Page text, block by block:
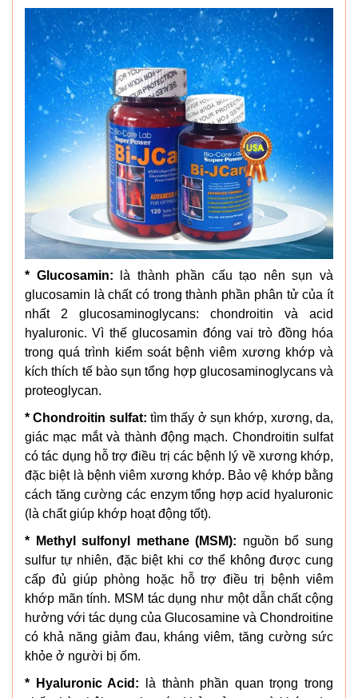
* Glucosamin:
là thành phần cấu tạo nên sụn và
glucosamin là chất có trong thành phần phân tử của ít
nhất 2 glucosaminoglycans: chondroitin và acid
hyaluronic. Vì thế glucosamin đóng vai trò đồng hóa
trong quá trình kiểm soát bệnh viêm xương khớp và
kích thích tế bào sụn tổng hợp glucosaminoglycans và
proteoglycan.
*Chondroitin sulfat: tìm thấy ở sụn khớp, xương, da,
giác mạc mắt và thành động mạch. Chondroitin sulfat
có tác dụng hỗ trợ điều trị các bệnh lý về xương khớp,
đặc biệt là bệnh viêm xương khớp. Bảo vệ khớp bằng
cách tăng cường các enzym tổng hợp acid hyaluronic
(là chất giúp khớp hoạt động tốt).
*
Methyl sulfonyl methane (MSM): nguồn bổ sung
sulfur tự nhiên, đặc biệt khi cơ thể không được cung
cấp đủ giúp phòng hoặc hỗ trợ điều trị bệnh viêm
khớp mãn tính. MSM tác dụng như một dẫn chất cộng
hưởng với tác dụng của Glucosamine và Chondroitine
có khả năng giảm đau, kháng viêm, tăng cường sức
khỏe ở người bị ốm.
* Hyaluronic Acid: là thành phần quan trọng trong